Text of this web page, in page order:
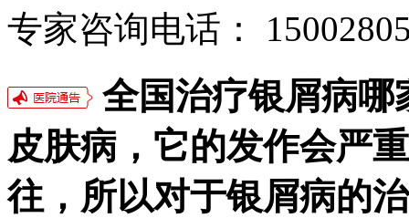
专家咨询电话：
全国治疗银屑病哪
皮肤病，它的发作会严
往，所以对于银屑病的